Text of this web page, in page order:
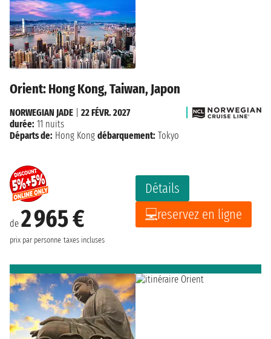
Orient: Hong Kong, Taiwan, Japon
de 2 965 €
prix par personne taxes incluses
Détails
reservez en ligne
NORWEGIAN JADE
22 FÉVR. 2027
durée: 11 nuits
Départs de: Hong Kong débarquement: Tokyo